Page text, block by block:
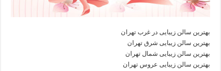
بهترین سالن زیبایی در غرب تهران
بهترین سالن زیبایی شرق تهران
بهترین سالن زیبایی شمال تهران
بهترین سالن زیبایی عروس تهران